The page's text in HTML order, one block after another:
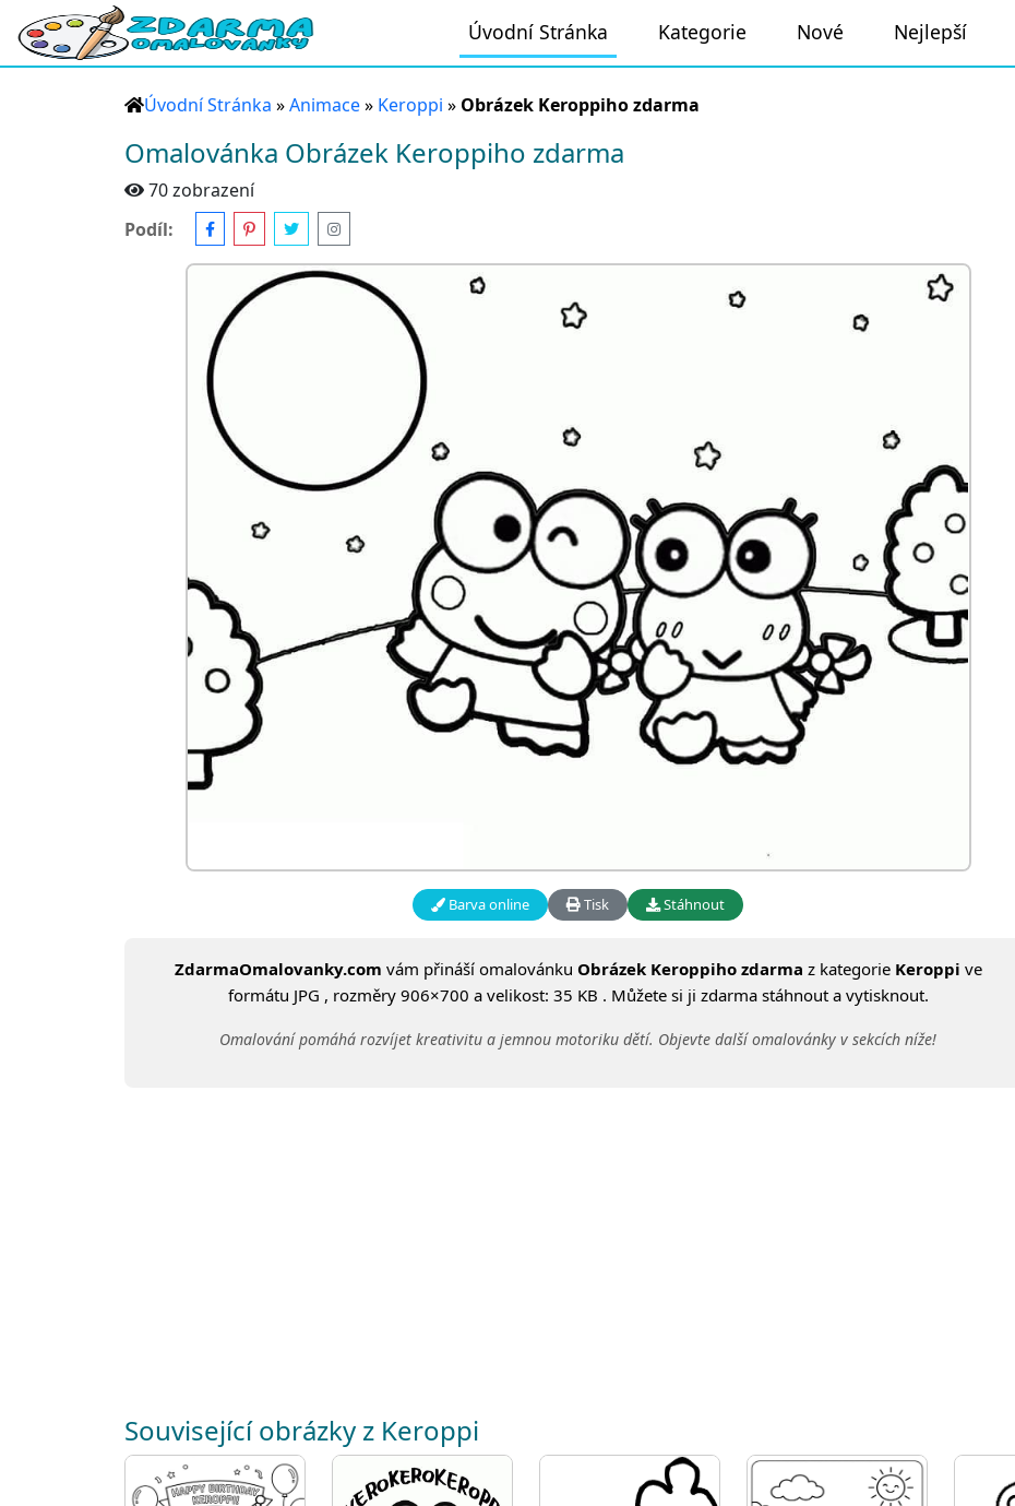
Úvodní Stránka Kategorie Nové Nejlepší
Úvodní Stránka »Animace» Keroppi » Obrázek Keroppiho zdarma
Omalovánka Obrázek Keroppiho zdarma
70 zobrazení
Podíl:
Barva online Tisk Stáhnout
ZdarmaOmalovanky.com vám přináší omalovánku Obrázek Keroppiho zdarma z kategorie Keroppi ve
formátu JPG , rozměry 906×700 a velikost: 35 KB . Můžete si ji zdarma stáhnout a vytisknout.
Omalování pomáhá rozvíjet kreativitu a jemnou motoriku dětí. Objevte další omalovánky v sekcích níže!
Související obrázky z Keroppi